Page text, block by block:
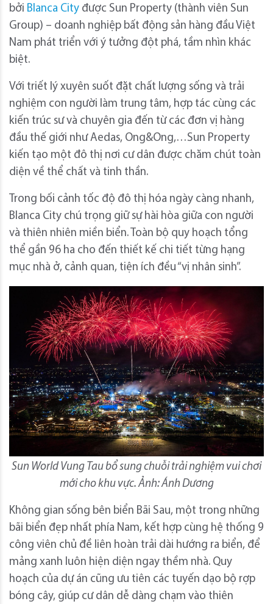
bởi Blanca City được Sun Property (thành viên Sun
Group) – doanh nghiệp bất động sản hàng đầu Việt
Nam phát triển với ý tưởng đột phá, tầm nhìn khác
biệt.
Với triết lý xuyên suốt đặt chất lượng sống và trải
nghiệm con người làm trung tâm, hợp tác cùng các
kiến trúc sư và chuyên gia đến từ các đơn vị hàng
đầu thế giới như Aedas, Ong&Ong,…Sun Property
kiến tạo một đô thị nơi cư dân được chăm chút toàn
diện về thể chất và tinh thần.
Trong bối cảnh tốc độ đô thị hóa ngày càng nhanh,
Blanca City chú trọng giữ sự hài hòa giữa con người
và thiên nhiên miền biển. Toàn bộ quy hoạch tổng
thể gần 96 ha cho đến thiết kế chi tiết từng hạng
mục nhà ở, cảnh quan, tiện ích đều “vị nhân sinh”.
Sun World Vung Tau bổ sung chuỗi trải nghiệm vui chơi
mới cho khu vực. Ảnh: Ánh Dương
Không gian sống bên biển Bãi Sau, một trong những
bãi biển đẹp nhất phía Nam, kết hợp cùng hệ thống 9
công viên chủ đề liên hoàn trải dài hướng ra biển, để
mảng xanh luôn hiện diện ngay thềm nhà. Quy
hoạch của dự án cũng ưu tiên các tuyến dạo bộ rợp
bóng cây, giúp cư dân dễ dàng chạm vào thiên